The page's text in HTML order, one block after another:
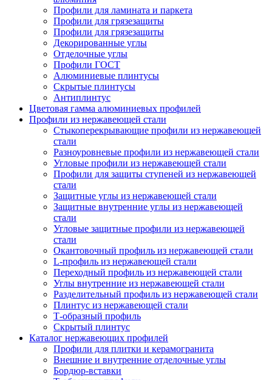
Профили для ламината и паркета
Профили для грязезащиты
Профили для грязезащиты
Декорированные углы
Отделочные углы
Профили ГОСТ
Алюминиевые плинтусы
Скрытые плинтусы
Антиплинтус
Цветовая гамма алюминиевых профилей
Профили из нержавеющей стали
Стыкоперекрывающие профили из нержавеющей
стали
Разноуровневые профили из нержавеющей стали
Угловые профили из нержавеющей стали
Профили для защиты ступеней из нержавеющей
стали
Защитные углы из нержавеющей стали
Защитные внутренние углы из нержавеющей
стали
Угловые защитные профили из нержавеющей
стали
Окантовочный профиль из нержавеющей стали
L-профиль из нержавеющей стали
Переходный профиль из нержавеющей стали
Углы внутренние из нержавеющей стали
Разделительный профиль из нержавеющей стали
Плинтус из нержавеющей стали
Т-образный профиль
Скрытый плинтус
Каталог нержавеющих профилей
Профили для плитки и керамогранита
Внешние и внутренние отделочные углы
Бордюр-вставки